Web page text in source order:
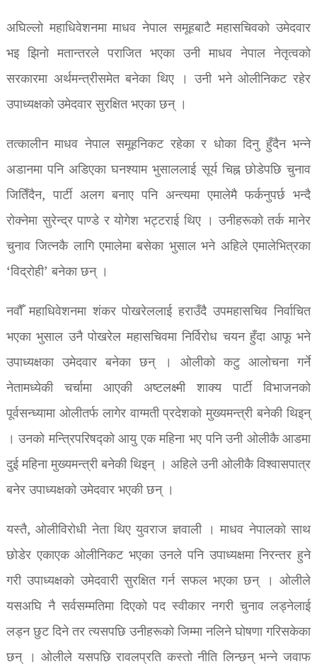
अघिल्लो महाधिवेशनमा माधव नेपाल समूहबाटै महासचिवको उमेदवार
भइ झिनो मतान्तरले पराजित भएका उनी माधव नेपाल नेतृत्वको
सरकारमा अर्थमन्त्रीसमेत बनेका थिए । उनी भने ओलीनिकट रहेर
उपाध्यक्षको उमेदवार सुरक्षित भएका छन् ।
तत्कालीन माधव नेपाल समूहनिकट रहेका र धोका दिनु हुँदैन भन्ने
अडानमा पनि अडिएका घनश्याम भुसाललाई सूर्य चिह्न छोडेपछि चुनाव
जितिँदैन, पार्टी अलग बनाए पनि अन्त्यमा एमालेमै फर्कनुपर्छ भन्दै
रोक्नेमा सुरेन्द्र पाण्डे र योगेश भट्टराई थिए । उनीहरूको तर्क मानेर
चुनाव जित्नकै लागि एमालेमा बसेका भुसाल भने अहिले एमालेभित्रका
‘विद्रोही’ बनेका छन् ।
नवौँ महाधिवेशनमा शंकर पोखरेललाई हराउँदै उपमहासचिव निर्वाचित
भएका भुसाल उनै पोखरेल महासचिवमा निर्विरोध चयन हुँदा आफू भने
उपाध्यक्षका उमेदवार बनेका छन् । ओलीको कटु आलोचना गर्ने
नेतामध्येकी चर्चामा आएकी अष्टलक्ष्मी शाक्य पार्टी विभाजनको
पूर्वसन्ध्यामा ओलीतर्फ लागेर वाग्मती प्रदेशको मुख्यमन्त्री बनेकी थिइन्
। उनको मन्त्रिपरिषद्को आयु एक महिना भए पनि उनी ओलीकै आडमा
दुई महिना मुख्यमन्त्री बनेकी थिइन् । अहिले उनी ओलीकै विश्वासपात्र
बनेर उपाध्यक्षको उमेदवार भएकी छन् ।
यस्तै, ओलीविरोधी नेता थिए युवराज ज्ञवाली । माधव नेपालको साथ
छोडेर एकाएक ओलीनिकट भएका उनले पनि उपाध्यक्षमा निरन्तर हुने
गरी उपाध्यक्षको उमेदवारी सुरक्षित गर्न सफल भएका छन् । ओलीले
यसअघि नै सर्वसम्मतिमा दिएको पद स्वीकार नगरी चुनाव लड्नेलाई
लड्न छुट दिने तर त्यसपछि उनीहरूको जिम्मा नलिने घोषणा गरिसकेका
छन् । ओलीले यसपछि रावलप्रति कस्तो नीति लिन्छन् भन्ने जवाफ